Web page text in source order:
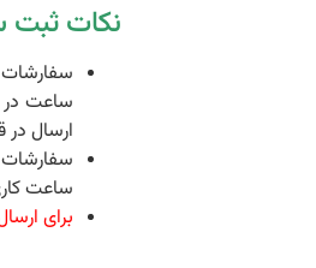
نکات ثبت
ساعت در
ارسال
ساعت
برای ارسال